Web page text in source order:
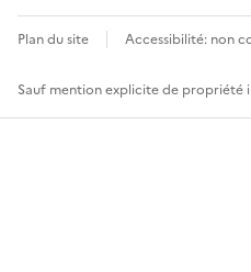
Plan du site Accessibilité: non
Sauf mention explicite de propriété